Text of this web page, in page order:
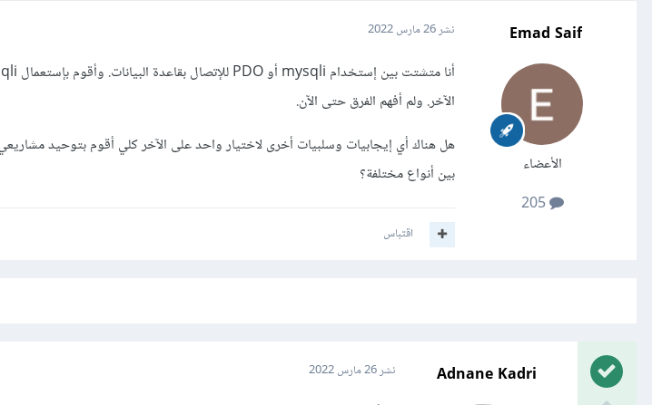
Emad Saif
الأعضاء
205
نشر26 مارس 2022
الآخر. ولم أفهم الفرق حتى الآن.
هل هناك أي إيجابيات وسلبيات أخرى لاختيار واحد على الآخر كلي أقوم بتوحيد
بين أنواع مختلفة؟
اقتباس
Adnane Kadri نشر26 مارس 2022